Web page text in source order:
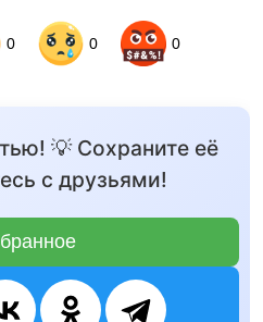
0 0 0
💡 Сохраните её
с друзьями!